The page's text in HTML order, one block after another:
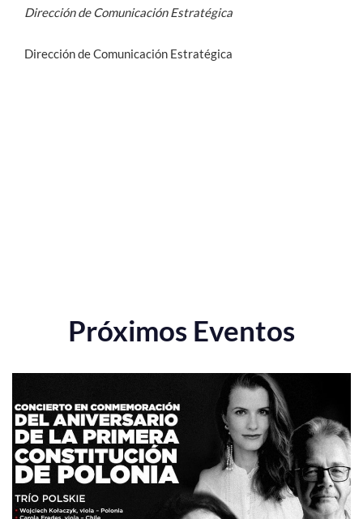
Dirección de Comunicación Estratégica
Dirección de Comunicación Estratégica
Próximos Eventos